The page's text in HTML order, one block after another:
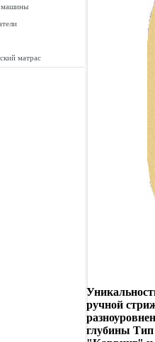
машины
матрас
ручной
глубины Тип